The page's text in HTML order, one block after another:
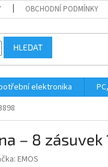
OBCHODNÍ PODMÍNKY
HLEDAT
elektronika
– 8 zásuvek
EMOS